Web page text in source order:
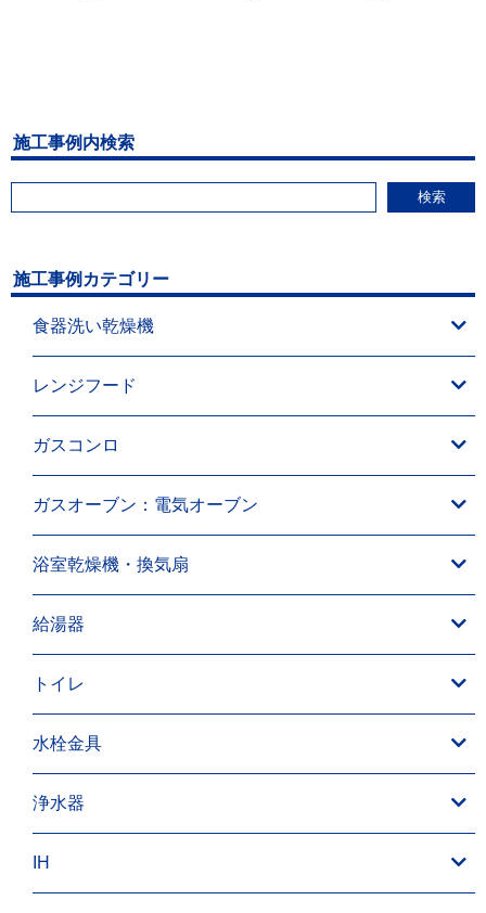
施工事例内検索
検索
施工事例カテゴリー
食器洗い乾燥機
レンジフード
ガスコンロ
ガスオーブン：電気オーブン
浴室乾燥機・換気扇
給湯器
トイレ
水栓金具
浄水器
IH